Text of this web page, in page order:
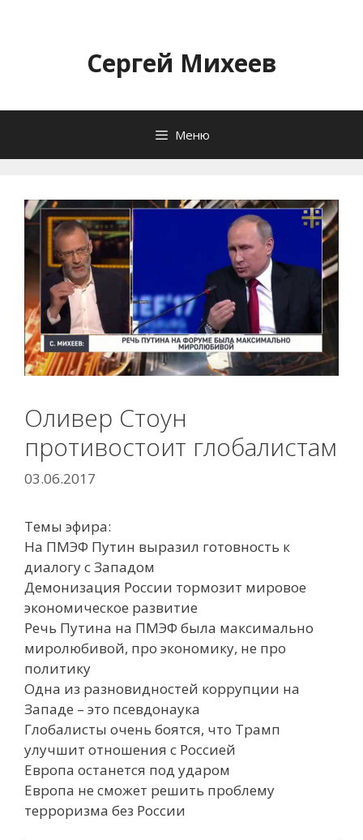
содержимомуСергей Михеев
Меню
Оливер Стоун
противостоит глобалистам
03.06.2017
Темы эфира:
На ПМЭФ Путин выразил готовность к
диалогу с Западом
Демонизация России тормозит мировое
экономическое развитие
Речь Путина на ПМЭФ была максимально
миролюбивой, про экономику, не про
политику
Одна из разновидностей коррупции на
Западе – это псевдонаука
Глобалисты очень боятся, что Трамп
улучшит отношения с Россией
Европа останется под ударом
Европа не сможет решить проблему
терроризма без России